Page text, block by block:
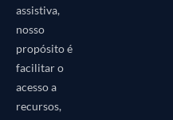
assistiva,
nosso
propósito é
facilitar o
acesso a
recursos,